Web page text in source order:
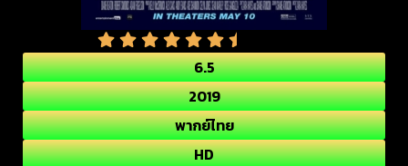
6.5
2019
พากย์ไทย
HD